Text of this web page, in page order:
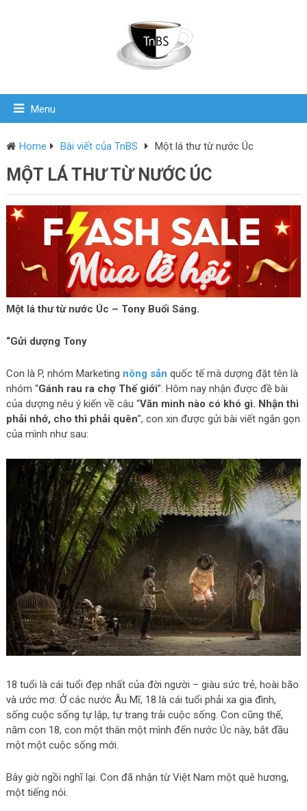
Menu
Home Bài viết của TnBS Một lá thư từ nước Úc
MỘT LÁ THƯ TỪ NƯỚC ÚC
Một lá thư từ nước Úc – Tony Buổi Sáng.
“Gửi dượng Tony
Con là P, nhóm Marketing nông sản quốc tế mà dượng đặt tên là
nhóm “Gánh rau ra chợ Thế giới”. Hôm nay nhận được đề bài
của dượng nêu ý kiến về câu “Văn minh nào có khó gì. Nhận thì
phải nhớ, cho thì phải quên”, con xin được gửi bài viết ngắn gọn
của mình như sau:
18 tuổi là cái tuổi đẹp nhất của đời người – giàu sức trẻ, hoài bão
và ước mơ. Ở các nước Âu Mĩ, 18 là cái tuổi phải xa gia đình,
sống cuộc sống tự lập, tự trang trải cuộc sống. Con cũng thế,
năm con 18, con một thân một mình đến nước Úc này, bắt đầu
một một cuộc sống mới.
Bây giờ ngồi nghĩ lại. Con đã nhận từ Việt Nam một quê hương,
một tiếng nói.